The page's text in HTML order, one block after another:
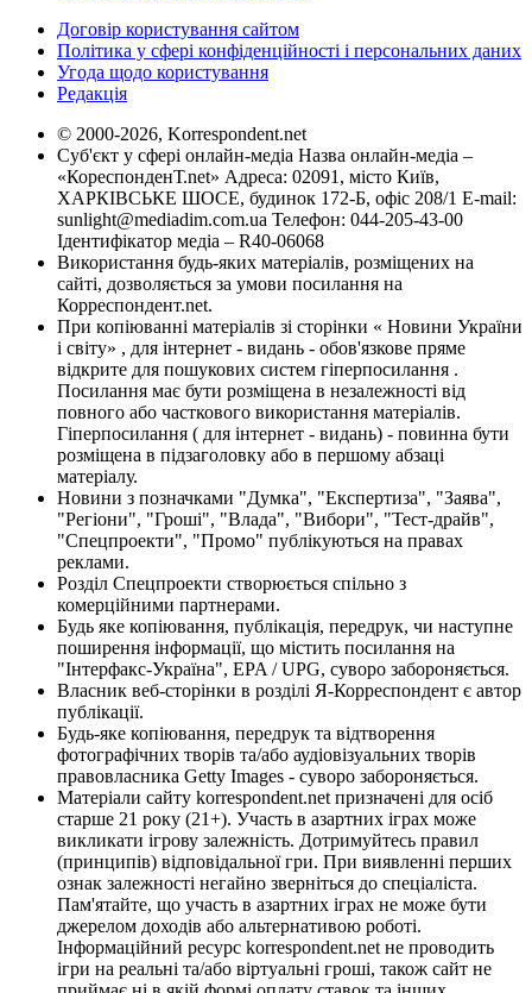
Договір користування сайтом
Політика у сфері конфіденційності і персональних даних
Угода щодо користування
Редакція
© 2000-2026, Korrespondent.net
Суб'єкт у сфері онлайн-медіа Назва онлайн-медіа –
«КореспонденТ.net» Адреса: 02091, місто Київ,
ХАРКІВСЬКЕ ШОСЕ, будинок 172-Б, офіс 208/1 E-mail:
sunlight@mediadim.com.ua Телефон: 044-205-43-00
Ідентифікатор медіа – R40-06068
Використання будь-яких матеріалів, розміщених на
сайті, дозволяється за умови посилання на
Корреспондент.net.
При копіюванні матеріалів зі сторінки « Новини України
і світу» , для інтернет - видань - обов'язкове пряме
відкрите для пошукових систем гіперпосилання .
Посилання має бути розміщена в незалежності від
повного або часткового використання матеріалів.
Гіперпосилання ( для інтернет - видань) - повинна бути
розміщена в підзаголовку або в першому абзаці
матеріалу.
Новини з позначками "Думка", "Експертиза", "Заява",
"Регіони", "Гроші", "Влада", "Вибори", "Тест-драйв",
"Спецпроекти", "Промо" публікуються на правах
реклами.
Розділ Спецпроекти створюється спільно з
комерційними партнерами.
Будь яке копіювання, публікація, передрук, чи наступне
поширення інформації, що містить посилання на
"Інтерфакс-Україна", EPA / UPG, суворо забороняється.
Власник веб-сторінки в розділі Я-Корреспондент є автор
публікації.
Будь-яке копіювання, передрук та відтворення
фотографічних творів та/або аудіовізуальних творів
правовласника Getty Images - суворо забороняється.
Матеріали сайту korrespondent.net призначені для осіб
старше 21 року (21+). Участь в азартних іграх може
викликати ігрову залежність. Дотримуйтесь правил
(принципів) відповідальної гри. При виявленні перших
ознак залежності негайно зверніться до спеціаліста.
Пам'ятайте, що участь в азартних іграх не може бути
джерелом доходів або альтернативою роботі.
Інформаційний ресурс korrespondent.net не проводить
ігри на реальні та/або віртуальні гроші, також сайт не